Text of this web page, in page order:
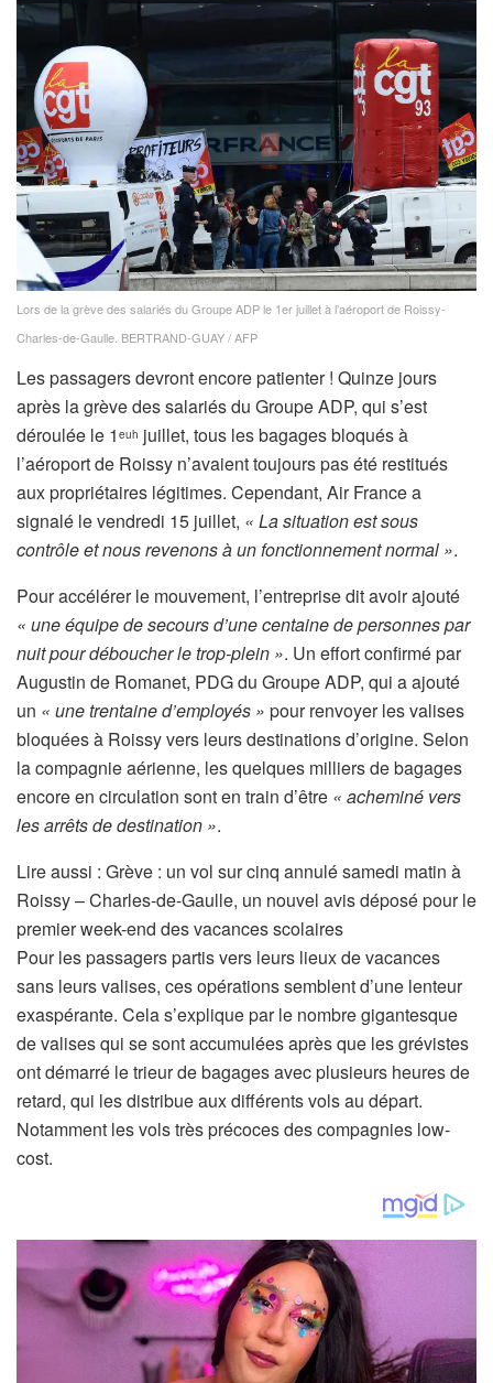
Lors de la grève des salariés du Groupe ADP le 1er juillet à l’aéroport de Roissy-
Charles-de-Gaulle. BERTRAND-GUAY / AFP
Les passagers devront encore patienter ! Quinze jours
après la grève des salariés du Groupe ADP, qui s’est
déroulée le 1 euh juillet, tous les bagages bloqués à
l’aéroport de Roissy n’avaient toujours pas été restitués
aux propriétaires légitimes. Cependant, Air France a
signalé le vendredi 15 juillet, « La situation est sous
contrôle et nous revenons à un fonctionnement normal ».
Pour accélérer le mouvement, l’entreprise dit avoir ajouté
« une équipe de secours d’une centaine de personnes par
nuit pour déboucher le trop-plein ». Un effort confirmé par
Augustin de Romanet, PDG du Groupe ADP, qui a ajouté
un « une trentaine d’employés » pour renvoyer les valises
bloquées à Roissy vers leurs destinations d’origine. Selon
la compagnie aérienne, les quelques milliers de bagages
encore en circulation sont en train d’être « acheminé vers
les arrêts de destination ».
Lire aussi : Grève : un vol sur cinq annulé samedi matin à
Roissy – Charles-de-Gaulle, un nouvel avis déposé pour le
premier week-end des vacances scolaires
Pour les passagers partis vers leurs lieux de vacances
sans leurs valises, ces opérations semblent d’une lenteur
exaspérante. Cela s’explique par le nombre gigantesque
de valises qui se sont accumulées après que les grévistes
ont démarré le trieur de bagages avec plusieurs heures de
retard, qui les distribue aux différents vols au départ.
Notamment les vols très précoces des compagnies low-
cost.